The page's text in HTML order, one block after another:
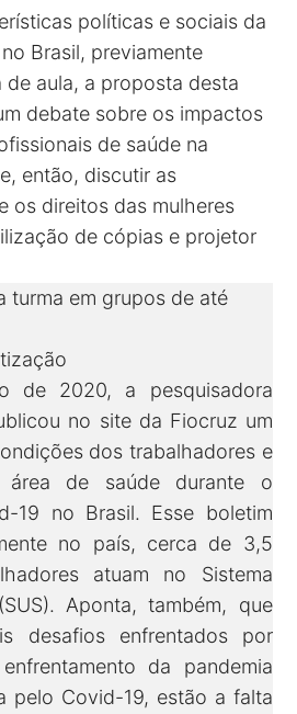
políticas e sociais da
Brasil, previamente
de aula, a proposta desta
debate sobre os impactos
de saúde na
então, discutir as
os direitos das mulheres
de cópias e projetor
turma em grupos de até
de 2020, a pesquisadora
no site da Fiocruz um
dos trabalhadores e
área de saúdedurante o
19 no Brasil. Esse boletim
no país, cerca de 3,5
atuam no Sistema
Aponta, também, que
desafios enfrentados por
da pandemia
pelo Covid-19, estão a falta